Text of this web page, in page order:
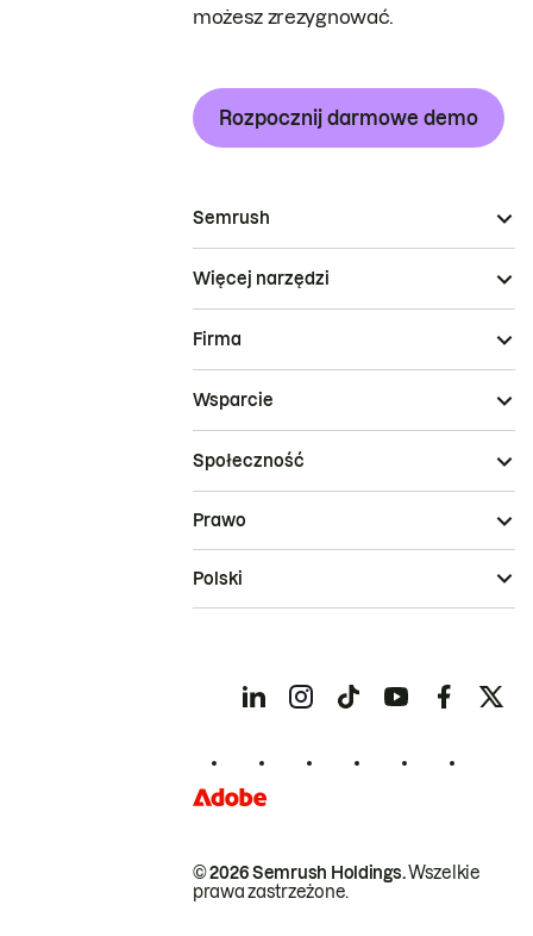
możesz zrezygnować.
Rozpocznij darmowe demo
Semrush
Więcej narzędzi
Firma
Wsparcie
Społeczność
© 2026 Semrush Holdings.Wszelkie
prawa zastrzeżone.
Prawo
Polski